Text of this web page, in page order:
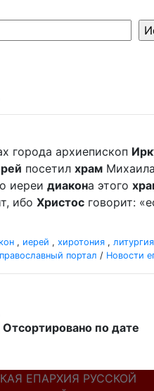
города архиепископ
посетил храм
иереи диакона этого
ибо Христос говорит:
, иерей , хиротония , литургия
портал / Новости
Отсортировано по дате
ЕПАРХИЯ РУССКОЙ